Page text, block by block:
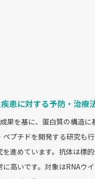
患に対する予防・治療
果を基に、蛋白質の構造
ペプチドを開発する研究も
を進めています。抗体は標
高いです。対象はRNAウ